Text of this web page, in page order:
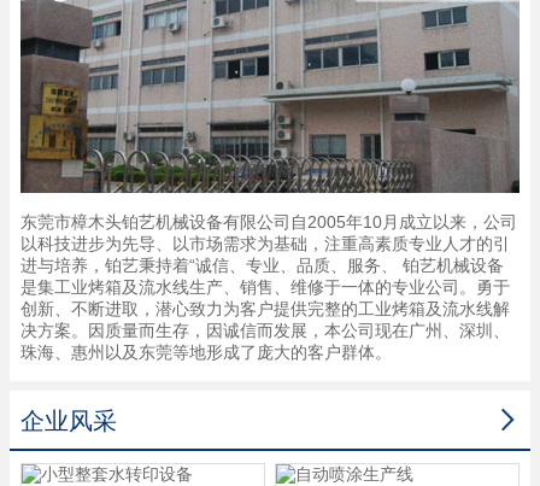
东莞市樟木头铂艺机械设备有限公司自2005年10月成立以来，公司
以科技进步为先导、以市场需求为基础，注重高素质专业人才的引
进与培养，铂艺秉持着“诚信、专业、品质、服务、 铂艺机械设备
是集工业烤箱及流水线生产、销售、维修于一体的专业公司。勇于
创新、不断进取，潜心致力为客户提供完整的工业烤箱及流水线解
决方案。因质量而生存，因诚信而发展，本公司现在广州、深圳、
珠海、惠州以及东莞等地形成了庞大的客户群体。

企业风采